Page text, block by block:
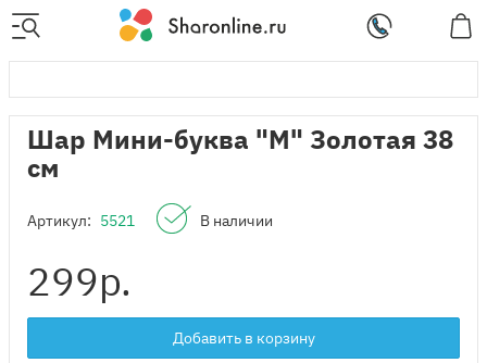
Шар Мини-буква "М" Золотая 38
см
Артикул: 5521 В наличии
299р.
Добавить в корзину